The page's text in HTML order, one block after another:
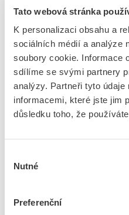
Tato webová stránka
K personalizaci obsahu a
sociálních médií a analýze
soubory cookie. Informace
sdílíme se svými partnery
analýzy. Partneři tyto
informacemi, které jste jim
důsledku toho, že
souhlasu
Nutné
Preferenční
EAN
Kód výrobce
Cena s DPH
ks
8